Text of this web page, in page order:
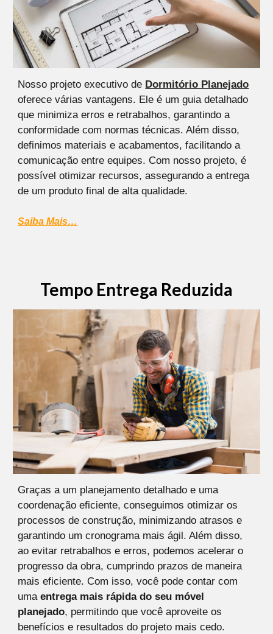
Nosso projeto executivo de Dormitório Planejado
oferece várias vantagens. Ele é um guia detalhado
que minimiza erros e retrabalhos, garantindo a
conformidade com normas técnicas. Além disso,
definimos materiais e acabamentos, facilitando a
comunicação entre equipes. Com nosso projeto, é
possível otimizar recursos, assegurando a entrega
de um produto final de alta qualidade.
Saiba Mais…
Tempo Entrega Reduzida
Graças a um planejamento detalhado e uma
coordenação eficiente, conseguimos otimizar os
processos de construção, minimizando atrasos e
garantindo um cronograma mais ágil. Além disso,
ao evitar retrabalhos e erros, podemos acelerar o
progresso da obra, cumprindo prazos de maneira
mais eficiente. Com isso, você pode contar com
umaentrega mais rápida do seu móvel
planejado, permitindo que você aproveite os
benefícios e resultados do projeto mais cedo.